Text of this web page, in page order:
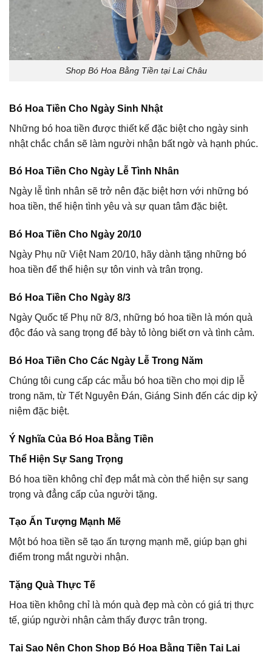
Shop Bó Hoa Bằng Tiền tại Lai Châu
Bó Hoa Tiền Cho Ngày Sinh Nhật
Những bó hoa tiền được thiết kế đặc biệt cho ngày sinh
nhật chắc chắn sẽ làm người nhận bất ngờ và hạnh phúc.
Bó Hoa Tiền Cho Ngày Lễ Tình Nhân
Ngày lễ tình nhân sẽ trở nên đặc biệt hơn với những bó
hoa tiền, thể hiện tình yêu và sự quan tâm đặc biệt.
Bó Hoa Tiền Cho Ngày 20/10
Ngày Phụ nữ Việt Nam 20/10, hãy dành tặng những bó
hoa tiền để thể hiện sự tôn vinh và trân trọng.
Bó Hoa Tiền Cho Ngày 8/3
Ngày Quốc tế Phụ nữ 8/3, những bó hoa tiền là món quà
độc đáo và sang trọng để bày tỏ lòng biết ơn và tình cảm.
Bó Hoa Tiền Cho Các Ngày Lễ Trong Năm
Chúng tôi cung cấp các mẫu bó hoa tiền cho mọi dịp lễ
trong năm, từ Tết Nguyên Đán, Giáng Sinh đến các dịp kỷ
niệm đặc biệt.
Ý Nghĩa Của Bó Hoa Bằng Tiền
Thể Hiện Sự Sang Trọng
Bó hoa tiền không chỉ đẹp mắt mà còn thể hiện sự sang
trọng và đẳng cấp của người tặng.
Tạo Ấn Tượng Mạnh Mẽ
Một bó hoa tiền sẽ tạo ấn tượng mạnh mẽ, giúp bạn ghi
điểm trong mắt người nhận.
Tặng Quà Thực Tế
Hoa tiền không chỉ là món quà đẹp mà còn có giá trị thực
tế, giúp người nhận cảm thấy được trân trọng.
Tại Sao Nên Chọn Shop Bó Hoa Bằng Tiền Tại Lai